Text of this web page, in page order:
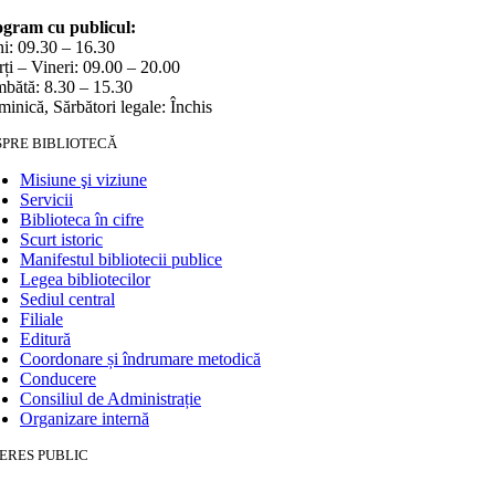
cu publicul:
09.30 – 16.30
– Vineri: 09.00 – 20.00
8.30 – 15.30
Sărbători legale: Închis
BIBLIOTECĂ
Misiune şi viziune
Servicii
Biblioteca în cifre
Scurt istoric
Manifestul bibliotecii publice
Legea bibliotecilor
Sediul central
Filiale
Editură
Coordonare și îndrumare metodică
Conducere
Consiliul de Administrație
Organizare internă
PUBLIC